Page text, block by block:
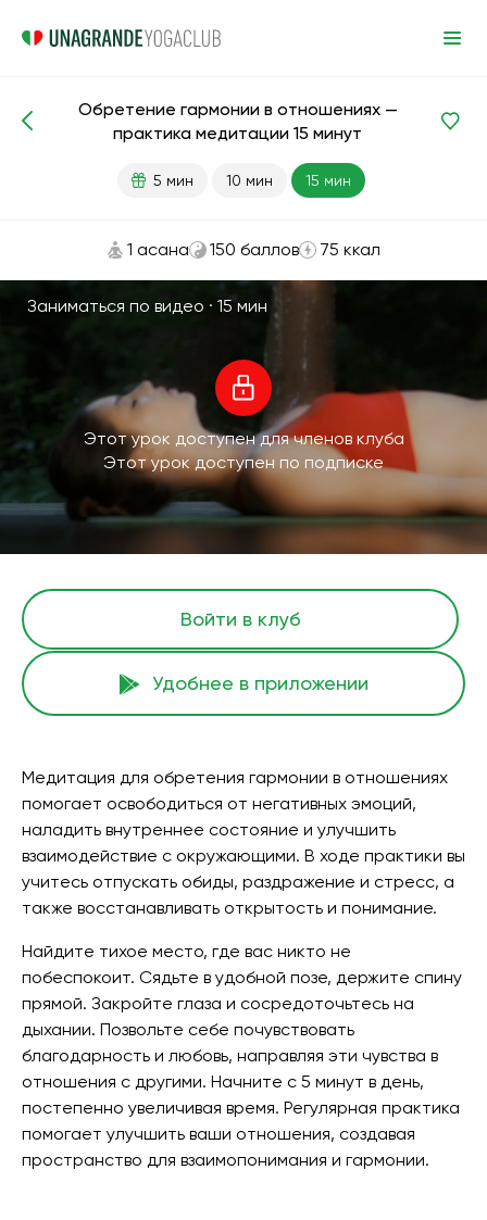
Медитации и дыхание Отношения Гармония
Обретение гармонии в отношениях —
практика медитации 15 минут
5 мин 10 мин 15 мин
1 асана 150 баллов 75 ккал
Заниматься по видео · 15 мин
Этот урок доступен для членов клуба
Этот урок доступен по подписке
Войти в клуб
Удобнее в приложении
Медитация для обретения гармонии в отношениях
помогает освободиться от негативных эмоций,
наладить внутреннее состояние и улучшить
взаимодействие с окружающими. В ходе практики вы
учитесь отпускать обиды, раздражение и стресс, а
также восстанавливать открытость и понимание.
Найдите тихое место, где вас никто не
побеспокоит. Сядьте в удобной позе, держите спину
прямой. Закройте глаза и сосредоточьтесь на
дыхании. Позвольте себе почувствовать
благодарность и любовь, направляя эти чувства в
отношения с другими. Начните с 5 минут в день,
постепенно увеличивая время. Регулярная практика
помогает улучшить ваши отношения, создавая
пространство для взаимопонимания и гармонии.